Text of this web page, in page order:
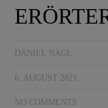
DANIEL NAGL
6. AUGUST 2021
NO COMMENTS